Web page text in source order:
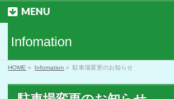
MENU
Infomation
HOME » Infomation » 駐車場変更のお知らせ